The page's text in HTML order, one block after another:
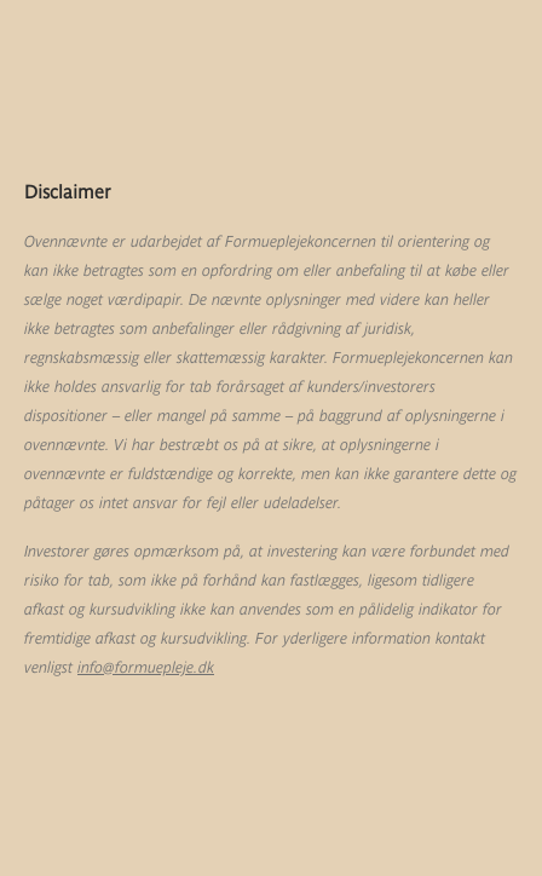
Disclaimer
Ovennævnte er udarbejdet af Formueplejekoncernen til orientering og
kan ikke betragtes som en opfordring om eller anbefaling til at købe eller
sælge noget værdipapir. De nævnte oplysninger med videre kan heller
ikke betragtes som anbefalinger eller rådgivning af juridisk,
regnskabsmæssig eller skattemæssig karakter. Formueplejekoncernen kan
ikke holdes ansvarlig for tab forårsaget af kunders/investorers
dispositioner – eller mangel på samme – på baggrund af oplysningerne i
ovennævnte. Vi har bestræbt os på at sikre, at oplysningerne i
ovennævnte er fuldstændige og korrekte, men kan ikke garantere dette og
påtager os intet ansvar for fejl eller udeladelser.
Investorer gøres opmærksom på, at investering kan være forbundet med
risiko for tab, som ikke på forhånd kan fastlægges, ligesom tidligere
afkast og kursudvikling ikke kan anvendes som en pålidelig indikator for
fremtidige afkast og kursudvikling. For yderligere information kontakt
venligst info@formuepleje.dk